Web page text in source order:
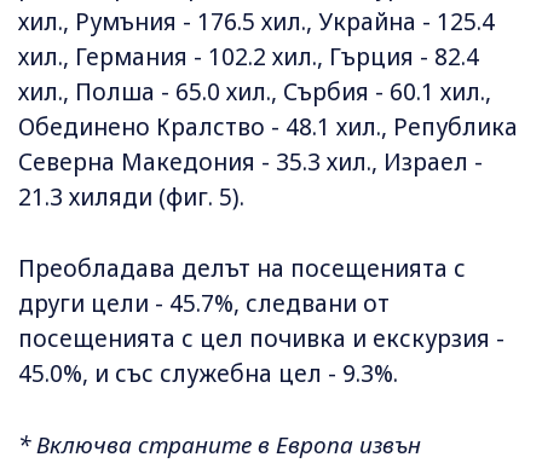
хил., Румъния - 176.5 хил., Украйна - 125.4
хил., Германия - 102.2 хил., Гърция - 82.4
хил., Полша - 65.0 хил., Сърбия - 60.1 хил.,
Обединено Кралство - 48.1 хил., Република
Северна Македония - 35.3 хил., Израел -
21.3 хиляди (фиг. 5).
Преобладава делът на посещенията с
други цели - 45.7%, следвани от
посещенията с цел почивка и екскурзия -
45.0%, и със служебна цел - 9.3%.
* Включва страните в Европа извън